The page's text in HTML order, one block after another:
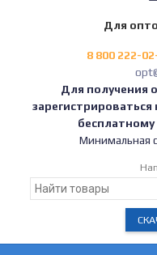
Для
8 800 222-
Для получения
зарегистрироваться
бесплатному
Минимальная